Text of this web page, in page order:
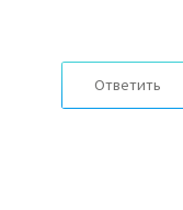
Ответить